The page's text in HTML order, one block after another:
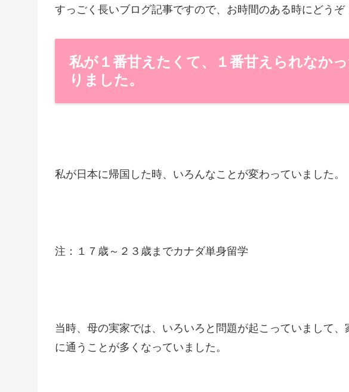
すっごく長いブログ記事ですので、お時間のある時にどうぞ
私が１番甘えたくて、１番甘えられなか
りました。
私が日本に帰国した時、いろんなことが変わっていました。
注：１７歳～２３歳までカナダ単身留学
当時、母の実家では、いろいろと問題が起こっていまして
に通うことが多くなっていました。